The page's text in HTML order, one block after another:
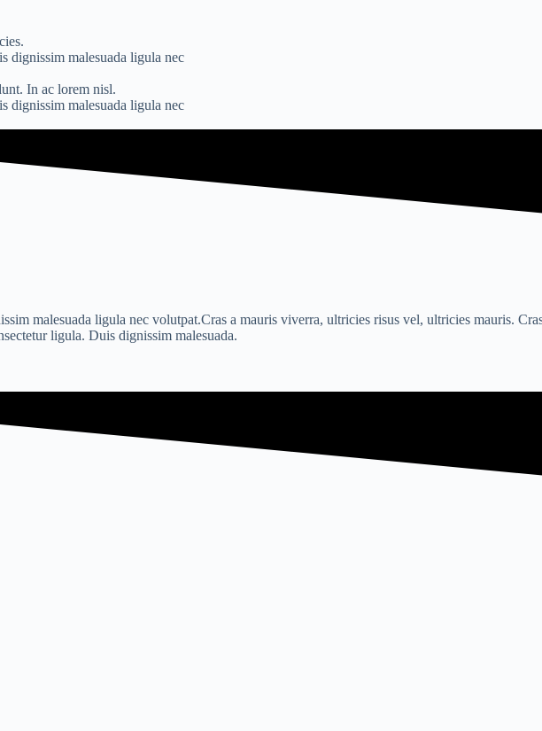
dignissim malesuada ligula nec
In ac lorem nisl.
dignissim malesuada ligula nec
malesuada ligula nec volutpat.Cras a mauris viverra, ultricies risus vel, ultricies mauris.
ligula. Duis dignissim malesuada.